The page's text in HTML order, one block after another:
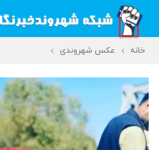
خانه عکس شهروندی